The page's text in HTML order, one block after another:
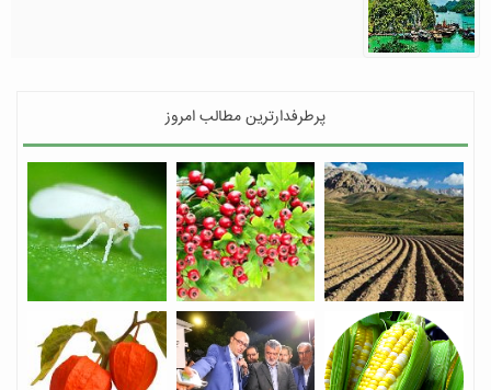
پرطرفدارترین مطالب امروز